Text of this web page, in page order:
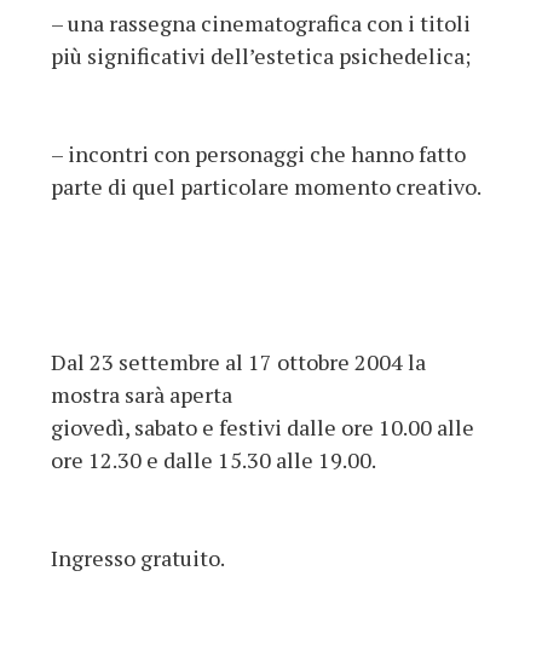
– una rassegna cinematografica con i titoli
più significativi dell’estetica psichedelica;
– incontri con personaggi che hanno fatto
parte di quel particolare momento creativo.
Dal 23 settembre al 17 ottobre 2004 la
mostra sarà aperta
giovedì, sabato e festivi dalle ore 10.00 alle
ore 12.30 e dalle 15.30 alle 19.00.
Ingresso gratuito.